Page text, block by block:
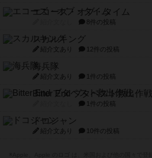
エコーズ・オブ・タイム
8件の投稿
スカルキング
紹介文あり 12件の投稿
海兵隊
紹介文あり 1件の投稿
Bitter End ブタペスト救出作戦
1件の投稿
ドコジャン
紹介文あり 10件の投稿